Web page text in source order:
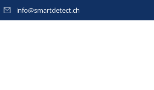
info@smartdetect.ch